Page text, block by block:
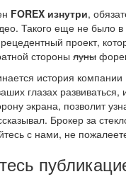
FOREX изнутри,
Такого еще не было в
проект,
стороны луны
история
глазах развиваться,
экрана, позволит
Брокер за
с нами, не